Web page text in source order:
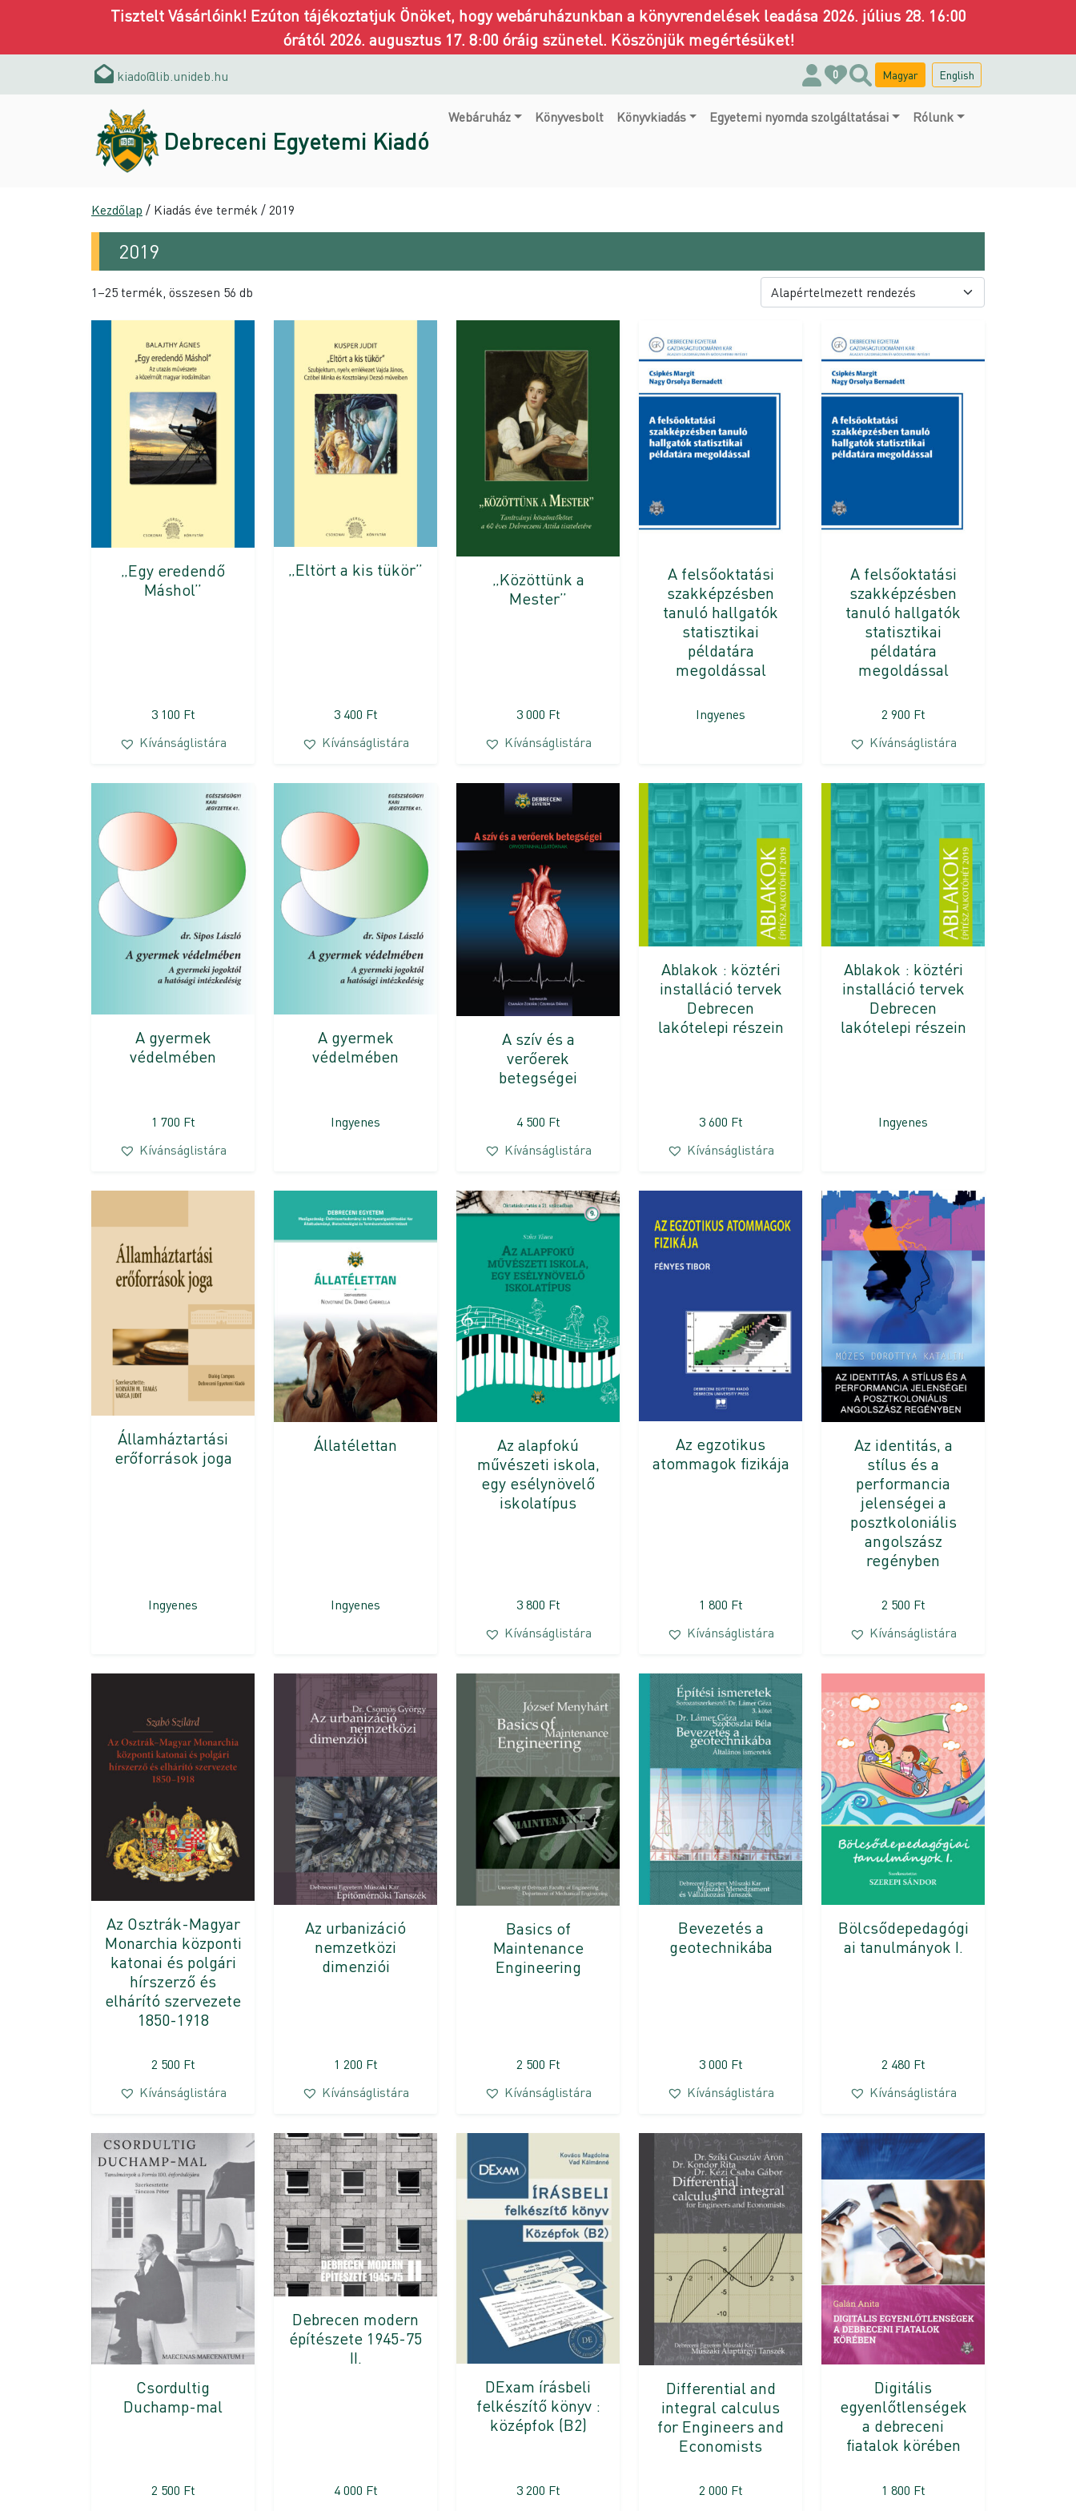
Tisztelt Vásárlóink! Ezúton tájékoztatjuk Önöket, hogy webáruházunkban a könyvrendelések leadása 2026. július 28. 16:00
órától 2026. augusztus 17. 8:00 óráig szünetel. Köszönjük megértésüket!
kiado@lib.unideb.hu 0 Magyar English
Debreceni Egyetemi Kiadó
Webáruház Könyvesbolt Könyvkiadás Egyetemi nyomda szolgáltatásai Rólunk
Kezdőlap / Kiadás éve termék / 2019
2019
1–25 termék, összesen 56 db
„Egy eredendő
Máshol”
3 100 Ft
Kívánságlistára
„Eltört a kis tükör”
3 400 Ft
Kívánságlistára
„Közöttünk a
Mester”
3 000 Ft
Kívánságlistára
A felsőoktatási
szakképzésben
tanuló hallgatók
statisztikai
példatára
megoldással
Ingyenes
A felsőoktatási
szakképzésben
tanuló hallgatók
statisztikai
példatára
megoldással
2 900 Ft
Kívánságlistára
A gyermek
védelmében
1 700 Ft
Kívánságlistára
A gyermek
védelmében
Ingyenes
A szív és a
verőerek
betegségei
4 500 Ft
Kívánságlistára
Ablakok : köztéri
installáció tervek
Debrecen
lakótelepi részein
3 600 Ft
Kívánságlistára
Ablakok : köztéri
installáció tervek
Debrecen
lakótelepi részein
Ingyenes
Államháztartási
erőforrások joga
Ingyenes
Állatélettan
Ingyenes
Az alapfokú
művészeti iskola,
egy esélynövelő
iskolatípus
3 800 Ft
Kívánságlistára
Az egzotikus
atommagok fizikája
1 800 Ft
Kívánságlistára
Az identitás, a
stílus és a
performancia
jelenségei a
posztkoloniális
angolszász
regényben
2 500 Ft
Kívánságlistára
Az Osztrák-Magyar
Monarchia központi
katonai és polgári
hírszerző és
elhárító szervezete
1850-1918
2 500 Ft
Kívánságlistára
Az urbanizáció
nemzetközi
dimenziói
1 200 Ft
Kívánságlistára
Basics of
Maintenance
Engineering
2 500 Ft
Kívánságlistára
Bevezetés a
geotechnikába
3 000 Ft
Kívánságlistára
Bölcsődepedagógi
ai tanulmányok I.
2 480 Ft
Kívánságlistára
Csordultig
Duchamp-mal
2 500 Ft
Debrecen modern
építészete 1945-75
II.
4 000 Ft
DExam írásbeli
felkészítő könyv :
középfok (B2)
3 200 Ft
Differential and
integral calculus
for Engineers and
Economists
2 000 Ft
Digitális
egyenlőtlenségek
a debreceni
fiatalok körében
1 800 Ft